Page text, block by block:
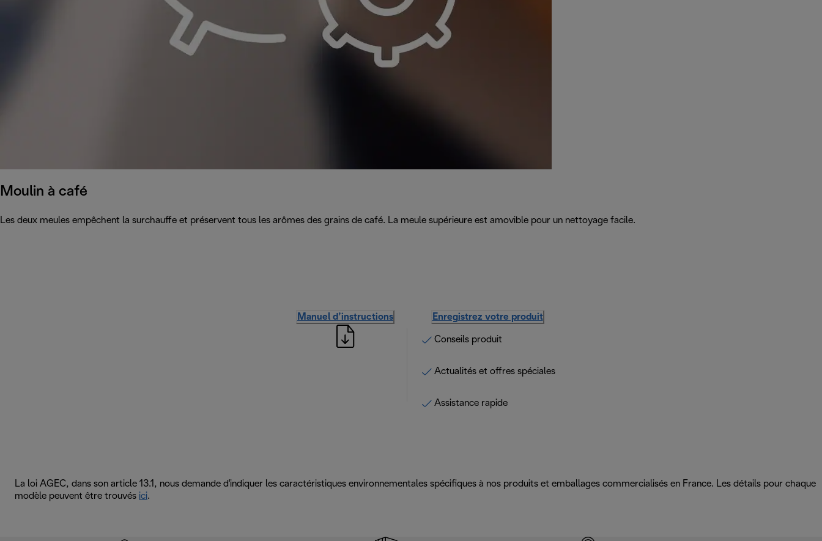
Moulin à café
Les deux meules empêchent la surchauffe et préservent tous les arômes des grains de café. La meule supérieure est amovible pour un nettoyage facile.
Manuel d’instructions Enregistrez votre produit
Conseils produit
Actualités et offres spéciales
Assistance rapide
La loi AGEC, dans son article 13.1, nous demande d'indiquer les caractéristiques environnementales spécifiques à nos produits et emballages commercialisés en France. Les détails pour chaque
modèle peuvent être trouvés ici.